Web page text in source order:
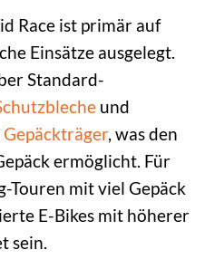
Race ist primär auf
Einsätze ausgelegt.
Standard-
und
Gepäckträger, was den
ermöglicht. Für
Touren mit viel Gepäck
E-Bikes mit höherer
sein.